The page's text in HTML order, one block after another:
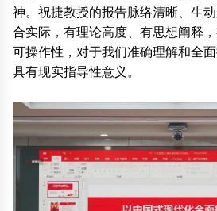
神。祝捷教授的报告脉络清晰、生
合实际，有理论高度、有思想阐释
可操作性，对于我们准确理解和全
具有现实指导性意义。